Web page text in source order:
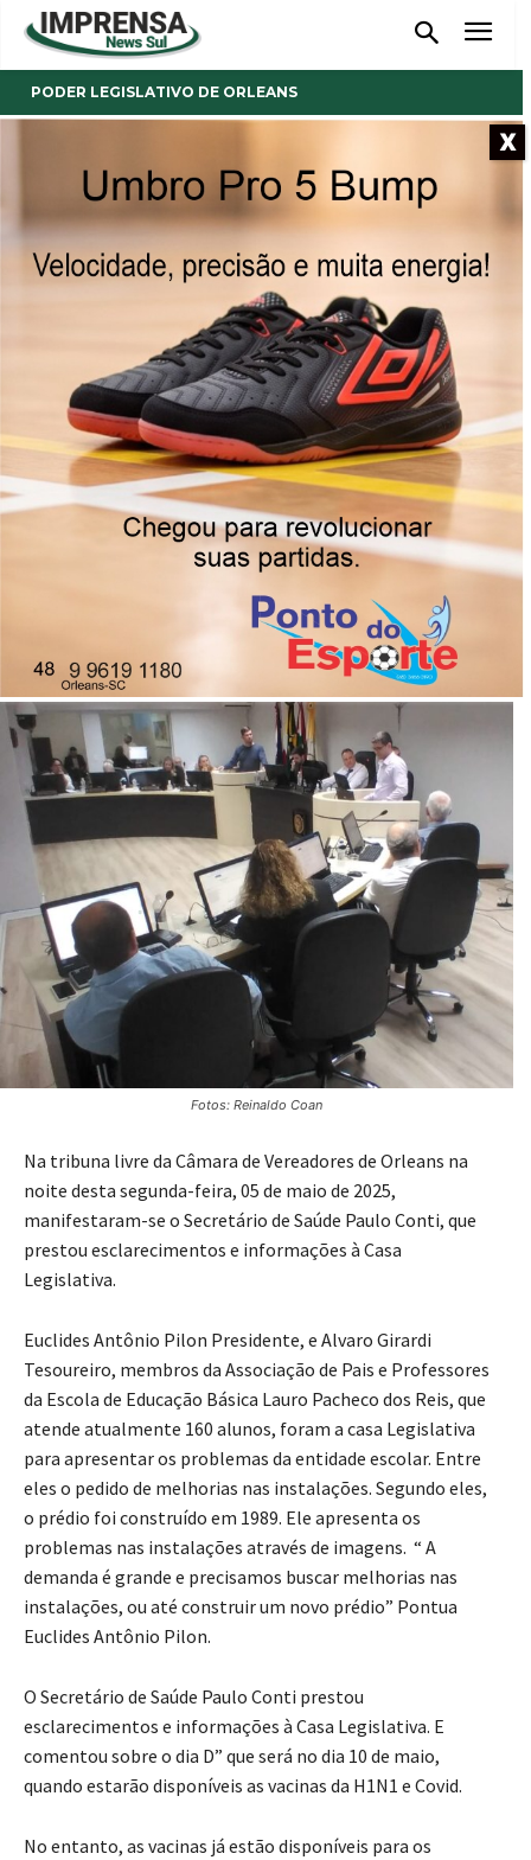
PODER LEGISLATIVO DE ORLEANS
Secretário de Saúde e
representantes da Lauro
Pacheco dos Reis na tribuna
livre do Legislativo em
Orleans
Um projeto de lei e várias indicações foram votados na
noite de segunda-feira, 5 de maio.
05/05/2025
Fotos: Reinaldo Coan
Na tribuna livre da Câmara de Vereadores de Orleans na
noite desta segunda-feira, 05 de maio de 2025,
manifestaram-se o Secretário de Saúde Paulo Conti, que
prestou esclarecimentos e informações à Casa
Legislativa.
Euclides Antônio Pilon Presidente, e Alvaro Girardi
Tesoureiro, membros da Associação de Pais e Professores
da Escola de Educação Básica Lauro Pacheco dos Reis, que
atende atualmente 160 alunos, foram a casa Legislativa
para apresentar os problemas da entidade escolar. Entre
eles o pedido de melhorias nas instalações. Segundo eles,
o prédio foi construído em 1989. Ele apresenta os
problemas nas instalações através de imagens. “ A
demanda é grande e precisamos buscar melhorias nas
instalações, ou até construir um novo prédio” Pontua
Euclides Antônio Pilon.
O Secretário de Saúde Paulo Conti prestou
esclarecimentos e informações à Casa Legislativa. E
comentou sobre o dia D” que será no dia 10 de maio,
quando estarão disponíveis as vacinas da H1N1 e Covid.
No entanto, as vacinas já estão disponíveis para os
X